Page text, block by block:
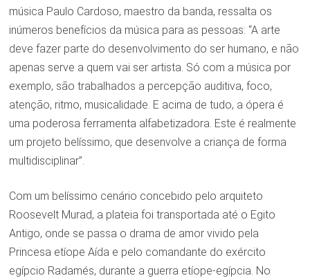
música Paulo Cardoso, maestro da banda, ressalta os
inúmeros benefícios da música para as pessoas: “A arte
deve fazer parte do desenvolvimento do ser humano, e não
apenas serve a quem vai ser artista. Só com a música por
exemplo, são trabalhados a percepção auditiva, foco,
atenção, ritmo, musicalidade. E acima de tudo, a ópera é
uma poderosa ferramenta alfabetizadora. Este é realmente
um projeto belíssimo, que desenvolve a criança de forma
multidisciplinar”.
Com um belíssimo cenário concebido pelo arquiteto
Roosevelt Murad, a plateia foi transportada até o Egito
Antigo, onde se passa o drama de amor vivido pela
Princesa etíope Aída e pelo comandante do exército
egípcio Radamés, durante a guerra etíope-egípcia. No